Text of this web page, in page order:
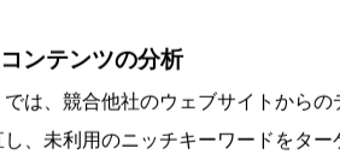
ジショニング